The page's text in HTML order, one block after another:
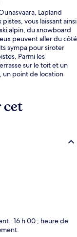
Lapland
vous laissant ainsi
alpin, du snowboard
peuvent aller du côté
sympa pour siroter
Parmi les
sur le toit et un
un point de location
disponibles.
cet
: 16 h 00 ; heure de